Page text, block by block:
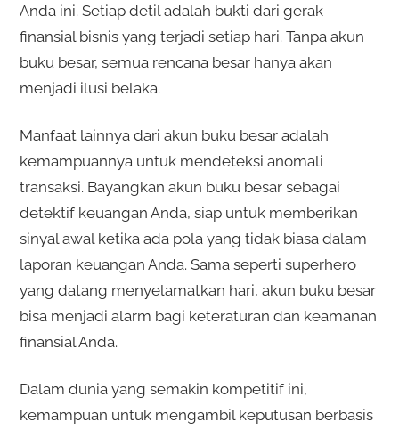
Anda ini. Setiap detil adalah bukti dari gerak
finansial bisnis yang terjadi setiap hari. Tanpa akun
buku besar, semua rencana besar hanya akan
menjadi ilusi belaka.
Manfaat lainnya dari akun buku besar adalah
kemampuannya untuk mendeteksi anomali
transaksi. Bayangkan akun buku besar sebagai
detektif keuangan Anda, siap untuk memberikan
sinyal awal ketika ada pola yang tidak biasa dalam
laporan keuangan Anda. Sama seperti superhero
yang datang menyelamatkan hari, akun buku besar
bisa menjadi alarm bagi keteraturan dan keamanan
finansial Anda.
Dalam dunia yang semakin kompetitif ini,
kemampuan untuk mengambil keputusan berbasis